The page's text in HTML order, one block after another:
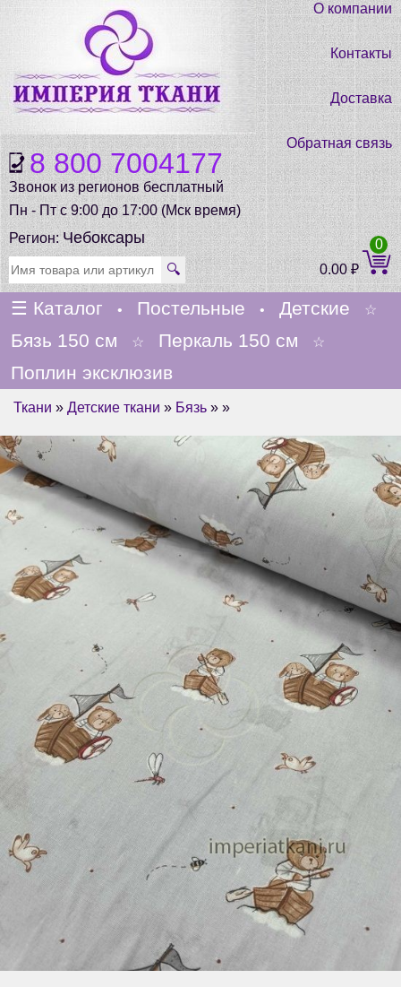
8 800 7004177
Звонок из регионов бесплатный
Пн - Пт с 9:00 до 17:00 (Мск время)
О компании
Контакты
Доставка
Обратная связь
Регион:Чебоксары
🔍 0.00₽
0
☰ Каталог • Постельные • Детские ☆
Бязь 150 см ☆ Перкаль 150 см ☆
Поплин эксклюзив
Ткани » Детские ткани » Бязь » »